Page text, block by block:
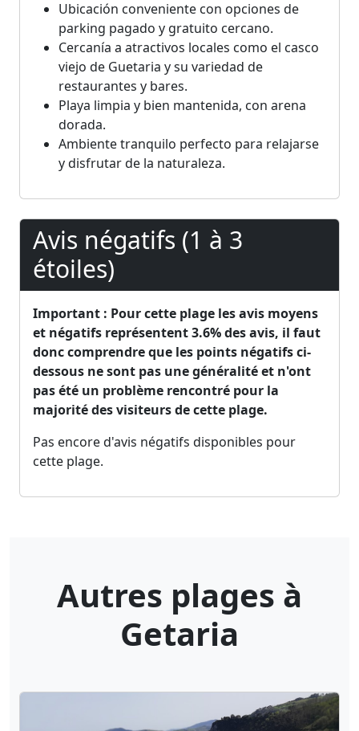
Ubicación conveniente con opciones de
parking pagado y gratuito cercano.
Cercanía a atractivos locales como el casco
viejo de Guetaria y su variedad de
restaurantes y bares.
Playa limpia y bien mantenida, con arena
dorada.
Ambiente tranquilo perfecto para relajarse
y disfrutar de la naturaleza.
Avis négatifs (1 à 3
étoiles)
Important : Pour cette plage les avis moyens
et négatifs représentent 3.6% des avis, il faut
donc comprendre que les points négatifs ci-
dessous ne sont pas une généralité et n'ont
pas été un problème rencontré pour la
majorité des visiteurs de cette plage.
Pas encore d'avis négatifs disponibles pour
cette plage.
Autres plages à
Getaria